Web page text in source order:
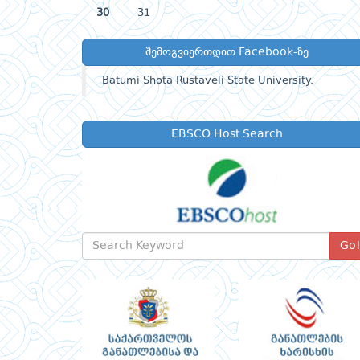
30 31
შემოგვიერთდით Facebook-ზე
Batumi Shota Rustaveli State University.
EBSCO Host Search
Go!